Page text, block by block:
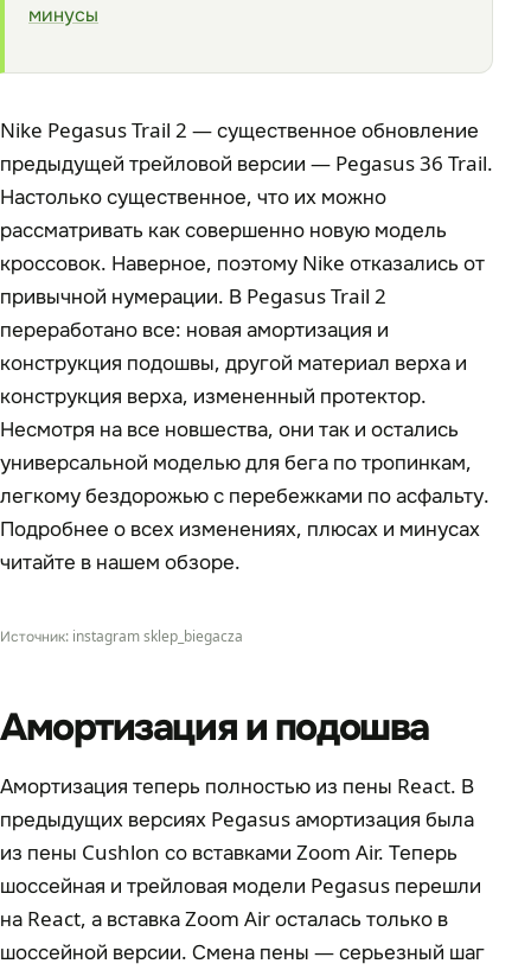
минусы
Nike Pegasus Trail 2 — существенное обновление
предыдущей трейловой версии — Pegasus 36 Trail.
Настолько существенное, что их можно
рассматривать как совершенно новую модель
кроссовок. Наверное, поэтому Nike отказались от
привычной нумерации. В Pegasus Trail 2
переработано все: новая амортизация и
конструкция подошвы, другой материал верха и
конструкция верха, измененный протектор.
Несмотря на все новшества, они так и остались
универсальной моделью для бега по тропинкам,
легкому бездорожью с перебежками по асфальту.
Подробнее о всех изменениях, плюсах и минусах
читайте в нашем обзоре.
Источник: instagram sklep_biegacza
Амортизация и подошва
Амортизация теперь полностью из пены React. В
предыдущих версиях Pegasus амортизация была
из пены Cushlon со вставками Zoom Air. Теперь
шоссейная и трейловая модели Pegasus перешли
на React, а вставка Zoom Air осталась только в
шоссейной версии. Смена пены — серьезный шаг